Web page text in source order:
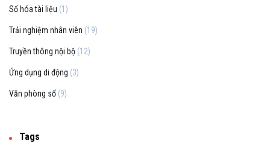
Số hóa tài liệu (1)
Trải nghiệm nhân viên (19)
Truyền thông nội bộ (12)
Ứng dụng di động (3)
Văn phòng số (9)
Tags